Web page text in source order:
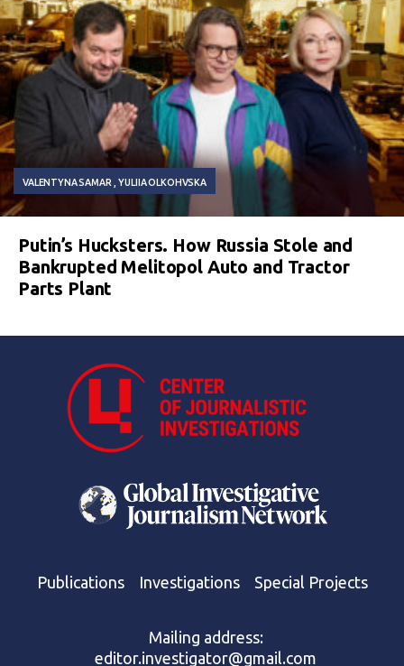
VALENTYNA SAMAR YULIIA OLKOHVSKA
Putin’s Hucksters. How Russia Stole and
Bankrupted Melitopol Auto and Tractor
Parts Plant
Publications Investigations Special Projects
Mailing address:
editor.investigator@gmail.com